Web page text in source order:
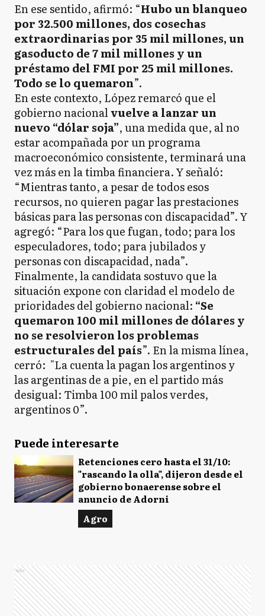
En ese sentido, afirmó: “Hubo un blanqueo
por 32.500 millones, dos cosechas
extraordinarias por 35 mil millones, un
gasoducto de 7 mil millones y un
préstamo del FMI por 25 mil millones.
Todo se lo quemaron”.
En este contexto, López remarcó que el
gobierno nacionalvuelve a lanzar un
nuevo “dólar soja”, una medida que, al no
estar acompañada por un programa
macroeconómico consistente, terminará una
vez más en la timba financiera. Y señaló:
“Mientras tanto, a pesar de todos esos
recursos, no quieren pagar las prestaciones
básicas para las personas con discapacidad”. Y
agregó: “Para los que fugan, todo; para los
especuladores, todo; para jubilados y
personas con discapacidad, nada”.
Finalmente, la candidata sostuvo que la
situación expone con claridad el modelo de
prioridades del gobierno nacional: “Se
quemaron 100 mil millones de dólares y
no se resolvieron los problemas
estructurales del país”. En la misma línea,
cerró: "La cuenta la pagan los argentinos y
las argentinas de a pie, en el partido más
desigual: Timba 100 mil palos verdes,
argentinos 0”.
Puede interesarte
Retenciones cero hasta el 31/10:
"rascando la olla", dijeron desde el
gobierno bonaerense sobre el
anuncio de Adorni
Agro
Ads